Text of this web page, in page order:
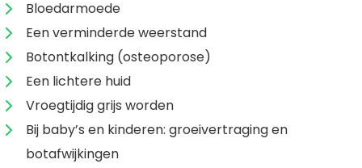
Bloedarmoede
Een verminderde weerstand
Botontkalking (osteoporose)
Een lichtere huid
Vroegtijdig grijs worden
Bij baby’s en kinderen: groeivertraging en
botafwijkingen